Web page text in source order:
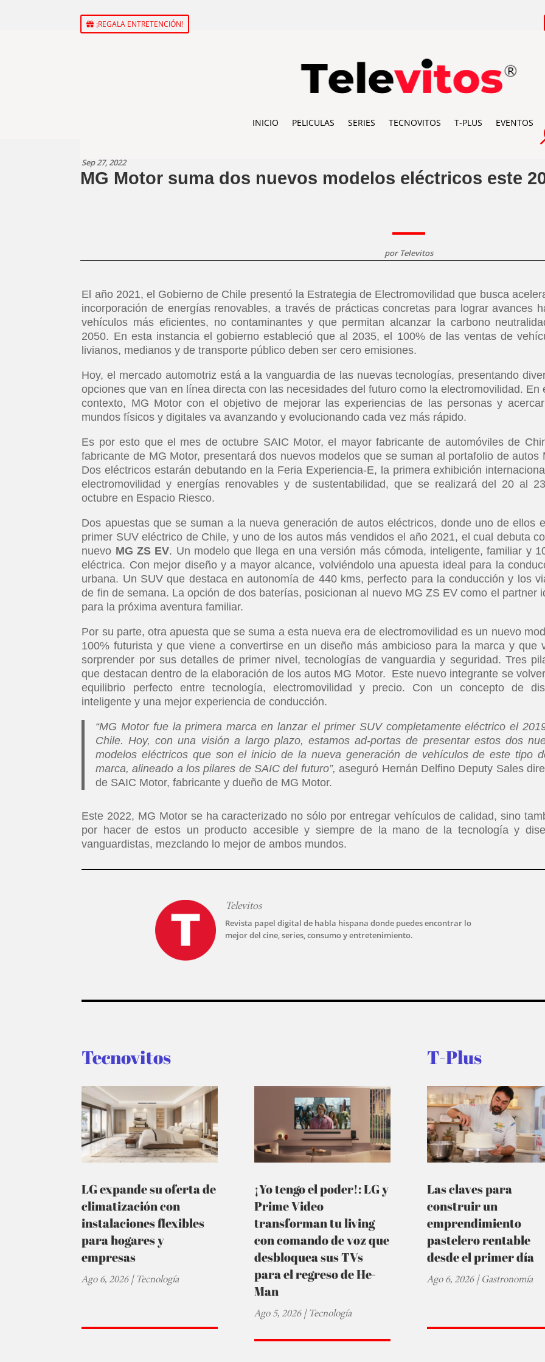
¡REGALA ENTRETENCIÓN!
INICIO PELICULAS SERIES TECNOVITOS T-PLUS EVENTOS
Sep 27, 2022
MG Motor suma dos nuevos modelos eléctricos este
por Televitos
El año 2021, el Gobierno de Chile presentó la Estrategia de Electromovilidad que busca
incorporación de energías renovables, a través de prácticas concretas para lograr avances
vehículos más eficientes, no contaminantes y que permitan alcanzar la carbono
2050. En esta instancia el gobierno estableció que al 2035, el 100% de las ventas de
livianos, medianos y de transporte público deben ser cero emisiones.
Hoy, el mercado automotriz está a la vanguardia de las nuevas tecnologías, presentando
opciones que van en línea directa con las necesidades del futuro como la electromovilidad. En
contexto, MG Motor con el objetivo de mejorar las experiencias de las personas y
mundos físicos y digitales va avanzando y evolucionando cada vez más rápido.
Es por esto que el mes de octubre SAIC Motor, el mayor fabricante de automóviles de
fabricante de MG Motor, presentará dos nuevos modelos que se suman al portafolio de autos
Dos eléctricos estarán debutando en la Feria Experiencia-E, la primera exhibición
electromovilidad y energías renovables y de sustentabilidad, que se realizará del 20 al
octubre en Espacio Riesco.
Dos apuestas que se suman a la nueva generación de autos eléctricos, donde uno de ellos
primer SUV eléctrico de Chile, y uno de los autos más vendidos el año 2021, el cual debuta
nuevo MG ZS EV. Un modelo que llega en una versión más cómoda, inteligente, familiar y
eléctrica. Con mejor diseño y a mayor alcance, volviéndolo una apuesta ideal para la
urbana. Un SUV que destaca en autonomía de 440 kms, perfecto para la conducción y los
de fin de semana. La opción de dos baterías, posicionan al nuevo MG ZS EV como el partner
para la próxima aventura familiar.
Por su parte, otra apuesta que se suma a esta nueva era de electromovilidad es un nuevo
100% futurista y que viene a convertirse en un diseño más ambicioso para la marca y que
sorprender por sus detalles de primer nivel, tecnologías de vanguardia y seguridad. Tres
que destacan dentro de la elaboración de los autos MG Motor. Este nuevo integrante se
equilibrio perfecto entre tecnología, electromovilidad y precio. Con un concepto de
inteligente y una mejor experiencia de conducción.
“MG Motor fue la primera marca en lanzar el primer SUV completamente eléctrico el
Chile. Hoy, con una visión a largo plazo, estamos ad-portas de presentar estos dos
modelos eléctricos que son el inicio de la nueva generación de vehículos de este tipo
marca, alineado a los pilares de SAIC del futuro”, aseguró Hernán Delfino Deputy Sales
de SAIC Motor, fabricante y dueño de MG Motor.
Este 2022, MG Motor se ha caracterizado no sólo por entregar vehículos de calidad, sino
por hacer de estos un producto accesible y siempre de la mano de la tecnología y
vanguardistas, mezclando lo mejor de ambos mundos.
Televitos
Revista papel digital de habla hispana donde puedes encontrar lo
mejor del cine, series, consumo y entretenimiento.
Tecnovitos
LG expande su oferta de
climatización con
instalaciones flexibles
para hogares y
empresas
Ago 6, 2026|Tecnología
¡Yo tengo el poder!: LG y
Prime Video
transforman tu living
con comando de voz que
desbloquea sus TVs
para el regreso de He-
Man
Ago 5, 2026|Tecnología
T-Plus
Las claves para
construir un
emprendimiento
pastelero rentable
desde el primer día
Ago 6, 2026|Gastronomía